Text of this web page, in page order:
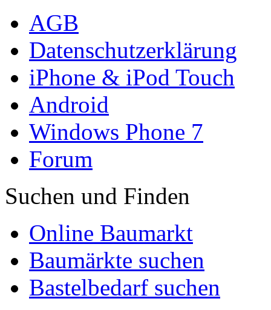
AGB
Datenschutzerklärung
iPhone & iPod Touch
Android
Windows Phone 7
Forum
Suchen und Finden
Online Baumarkt
Baumärkte suchen
Bastelbedarf suchen